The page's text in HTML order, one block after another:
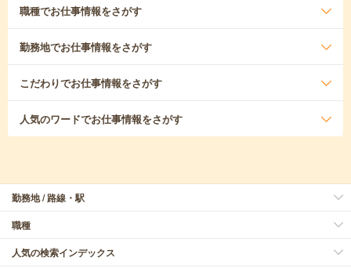
職種でお仕事情報をさがす
勤務地でお仕事情報をさがす
こだわりでお仕事情報をさがす
人気のワードでお仕事情報をさがす
勤務地 / 路線・駅
職種
人気の検索インデックス